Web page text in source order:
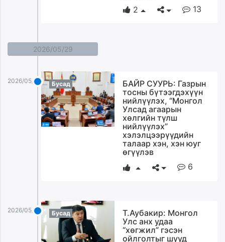
2
13
2026/05/29
2026/05/29 Бусад
БАЙР СУУРЬ: Газрын
тосны бүтээгдэхүүн
нийлүүлэх, “Монгол
Улсад агаарын
хөлгийн түлш
нийлүүлэх”
хэлэлцээрүүдийн
талаар хэн, хэн юуг
өгүүлэв
6
2026/05/29 Бусад
Т.Аубакир: Монгол
Улс анх удаа
“хөгжил” гэсэн
ойлголтыг шууд